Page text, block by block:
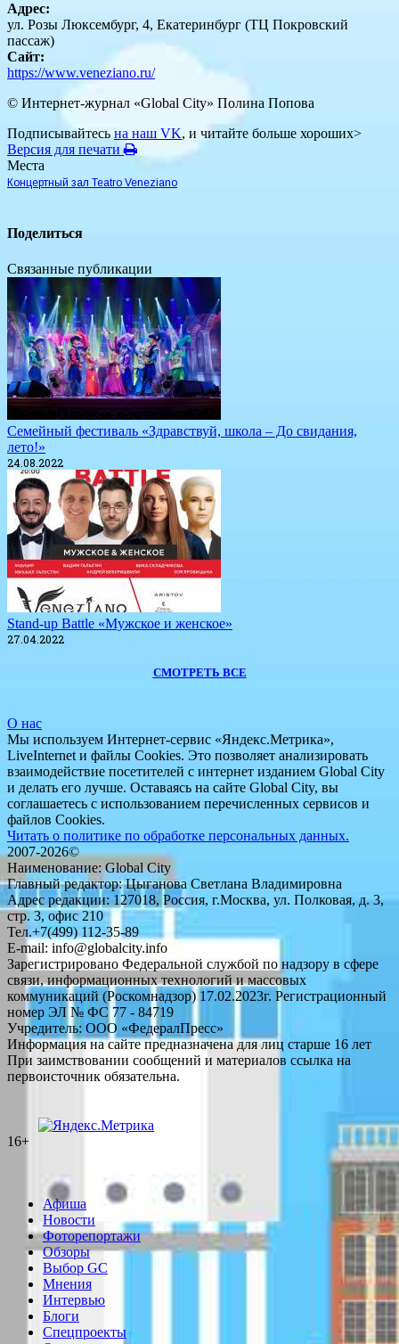
Адрес:
ул. Розы Люксембург, 4, Екатеринбург (ТЦ Покровский
пассаж)
Сайт:
https://www.veneziano.ru/
© Интернет-журнал «Global City» Полина Попова
Подписывайтесь на наш VK, и читайте больше хороших>
Версия для печати
Места
Концертный зал Teatro Veneziano
Поделиться
Связанные публикации
Семейный фестиваль «Здравствуй, школа – До свидания,
лето!»
24.08.2022
Stand-up Battle «Мужское и женское»
27.04.2022
СМОТРЕТЬ ВСЕ
О нас
Мы используем Интернет-сервис «Яндекс.Метрика»,
LiveInternet и файлы Cookies. Это позволяет анализировать
взаимодействие посетителей с интернет изданием Global City
и делать его лучше. Оставаясь на сайте Global City, вы
соглашаетесь с использованием перечисленных сервисов и
файлов Cookies.
Читать о политике по обработке персональных данных.
2007-2026©
Наименование: Global City
Главный редактор: Цыганова Светлана Владимировна
Адрес редакции: 127018, Россия, г.Москва, ул. Полковая, д. 3,
стр. 3, офис 210
Тел.+7(499) 112-35-89
E-mail: info@globalcity.info
Зарегистрировано Федеральной службой по надзору в сфере
связи, информационных технологий и массовых
коммуникаций (Роскомнадзор) 17.02.2023г. Регистрационный
номер ЭЛ № ФС 77 - 84719
Учредитель: ООО «ФедералПресс»
Информация на сайте предназначена для лиц старше 16 лет
При заимствовании сообщений и материалов ссылка на
первоисточник обязательна.
16+
Афиша
Новости
Фоторепортажи
Обзоры
Выбор GC
Мнения
Интервью
Блоги
Спецпроекты